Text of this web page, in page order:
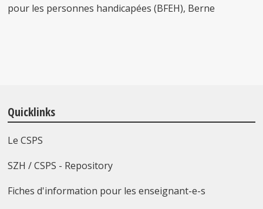
pour les personnes handicapées (BFEH), Berne
Quicklinks
Le CSPS
SZH / CSPS - Repository
Fiches d'information pour les enseignant-e-s